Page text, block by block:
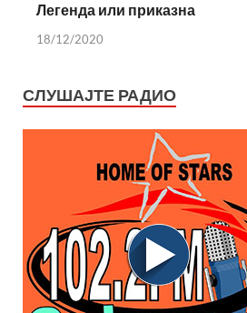
Легенда или приказна
18/12/2020
СЛУШАЈТЕ РАДИО